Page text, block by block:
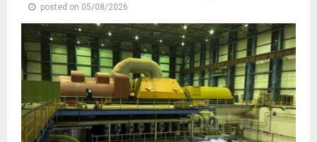
posted on 05/08/2026